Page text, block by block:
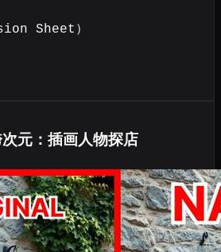
Sheet）
） → 各种常见姿势
元：插画人物探店